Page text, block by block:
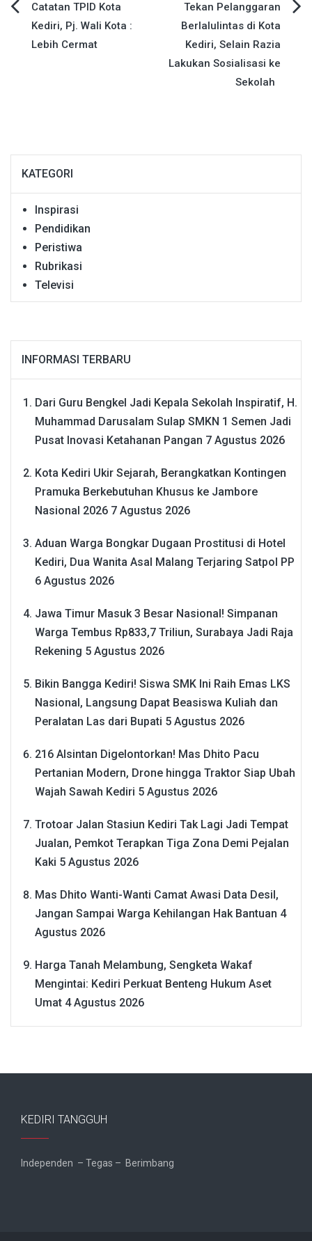
Navigasi
pos
Catatan TPID Kota
Kediri, Pj. Wali Kota :
Lebih Cermat
Tekan Pelanggaran
Berlalulintas di Kota
Kediri, Selain Razia
Lakukan Sosialisasi ke
Sekolah
KATEGORI
Inspirasi
Pendidikan
Peristiwa
Rubrikasi
Televisi
INFORMASI TERBARU
Dari Guru Bengkel Jadi Kepala Sekolah Inspiratif, H.
Muhammad Darusalam Sulap SMKN 1 Semen Jadi
Pusat Inovasi Ketahanan Pangan 7 Agustus 2026
Kota Kediri Ukir Sejarah, Berangkatkan Kontingen
Pramuka Berkebutuhan Khusus ke Jambore
Nasional 2026 7 Agustus 2026
Aduan Warga Bongkar Dugaan Prostitusi di Hotel
Kediri, Dua Wanita Asal Malang Terjaring Satpol PP
6 Agustus 2026
Jawa Timur Masuk 3 Besar Nasional! Simpanan
Warga Tembus Rp833,7 Triliun, Surabaya Jadi Raja
Rekening 5 Agustus 2026
Bikin Bangga Kediri! Siswa SMK Ini Raih Emas LKS
Nasional, Langsung Dapat Beasiswa Kuliah dan
Peralatan Las dari Bupati 5 Agustus 2026
216 Alsintan Digelontorkan! Mas Dhito Pacu
Pertanian Modern, Drone hingga Traktor Siap Ubah
Wajah Sawah Kediri 5 Agustus 2026
Trotoar Jalan Stasiun Kediri Tak Lagi Jadi Tempat
Jualan, Pemkot Terapkan Tiga Zona Demi Pejalan
Kaki 5 Agustus 2026
Mas Dhito Wanti-Wanti Camat Awasi Data Desil,
Jangan Sampai Warga Kehilangan Hak Bantuan 4
Agustus 2026
Harga Tanah Melambung, Sengketa Wakaf
Mengintai: Kediri Perkuat Benteng Hukum Aset
Umat 4 Agustus 2026
KEDIRI TANGGUH
Independen – Tegas – Berimbang